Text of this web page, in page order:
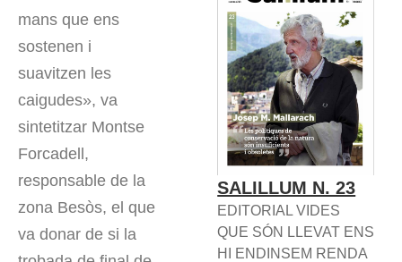
mans que ens
sostenen i
suavitzen les
caigudes», va
sintetitzar Montse
Forcadell,
responsable de la
zona Besòs, el que
va donar de si la
SALILLUM N. 23
EDITORIAL VIDES
QUE SÓN LLEVAT ENS
HI ENDINSEM RENDA